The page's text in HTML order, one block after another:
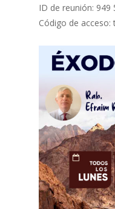
ID de reunión: 949
Código de acceso: